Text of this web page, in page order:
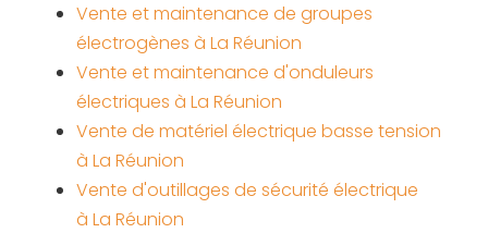
Vente et maintenance de groupes
électrogènes à La Réunion
Vente et maintenance d'onduleurs
électriques à La Réunion
Vente de matériel électrique basse tension
à La Réunion
Vente d'outillages de sécurité électrique
à La Réunion